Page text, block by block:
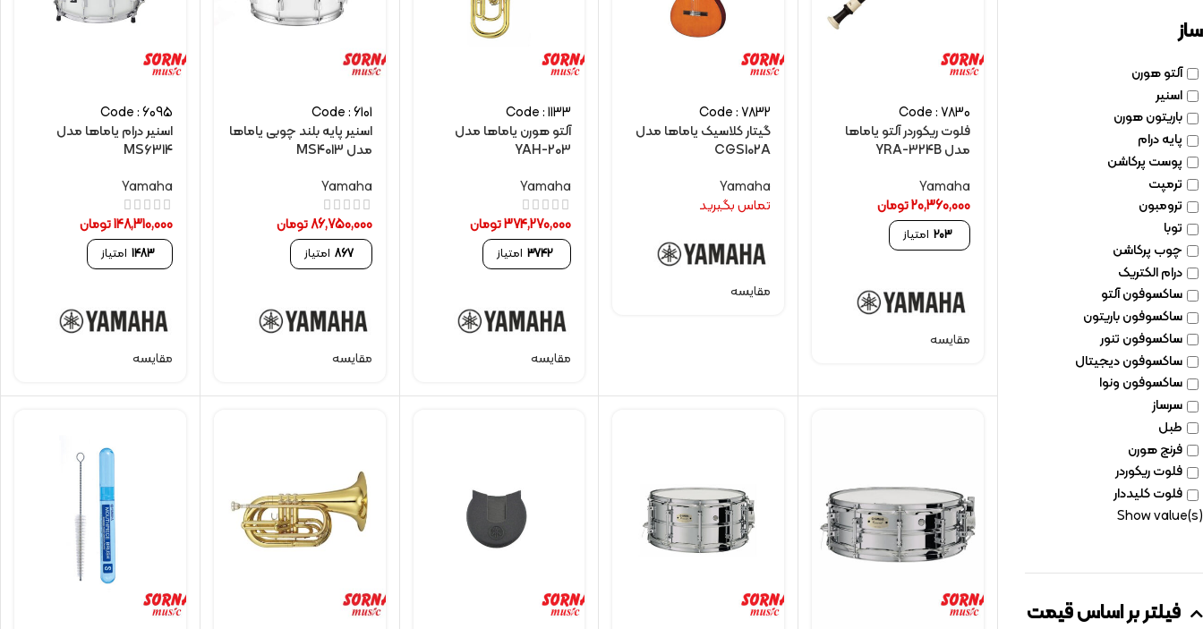
ساز
آلتو هورن
اسنیر
باریتون هورن
پایه درام
پوست پرکاشن
ترمپت
ترومبون
توبا
چوب پرکاشن
درام الکتریک
ساکسوفون آلتو
ساکسوفون باریتون
ساکسوفون تنور
ساکسوفون دیجیتال
ساکسوفون ونوا
سرساز
طبل
فرنچ هورن
فلوت ریکوردر
فلوت کلیددار
Show value(s)
فیلتر بر اساس قیمت
Code : 7830
فلوت ریکوردر آلتو یاماها
مدل YRA-324B
Yamaha
20,360,000تومان
203 امتیاز
مقایسه
Code : 7832
گیتار کلاسیک یاماها مدل
CGS102A
Yamaha
تماس بگیرید
مقایسه
Code : 1133
آلتو هورن یاماها مدل
YAH-203
Yamaha
374,270,000تومان
3742 امتیاز
مقایسه
Code : 6101
اسنیر پایه بلند چوبی یاماها
مدل MS4013
Yamaha
86,750,000تومان
867 امتیاز
مقایسه
Code : 6095
اسنیر درام یاماها مدل
MS6314
Yamaha
148,310,000تومان
1483 امتیاز
مقایسه